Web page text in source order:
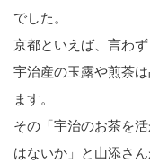
でした。
京都といえば、言わず
宇治産の玉露や煎茶
ます。
その「宇治のお茶を
はないか」と山添さ